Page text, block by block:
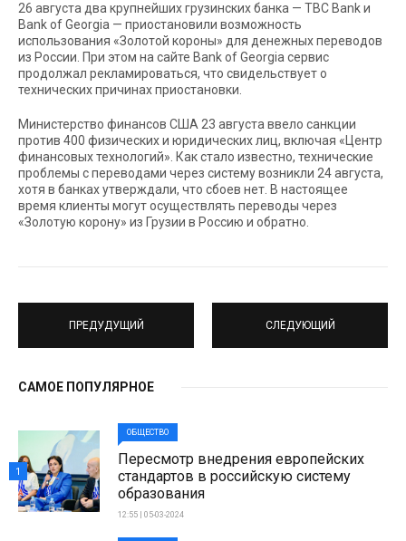
26 августа два крупнейших грузинских банка — TBC Bank и
Bank of Georgia — приостановили возможность
использования «Золотой короны» для денежных переводов
из России. При этом на сайте Bank of Georgia сервис
продолжал рекламироваться, что свидельствует о
технических причинах приостановки.
Министерство финансов США 23 августа ввело санкции
против 400 физических и юридических лиц, включая «Центр
финансовых технологий». Как стало известно, технические
проблемы с переводами через систему возникли 24 августа,
хотя в банках утверждали, что сбоев нет. В настоящее
время клиенты могут осуществлять переводы через
«Золотую корону» из Грузии в Россию и обратно.
ПРЕДУДУЩИЙ СЛЕДУЮЩИЙ
САМОЕ ПОПУЛЯРНОЕ
ОБЩЕСТВО
Пересмотр внедрения европейских
стандартов в российскую систему
образования
12:55 | 05-03-2024
1